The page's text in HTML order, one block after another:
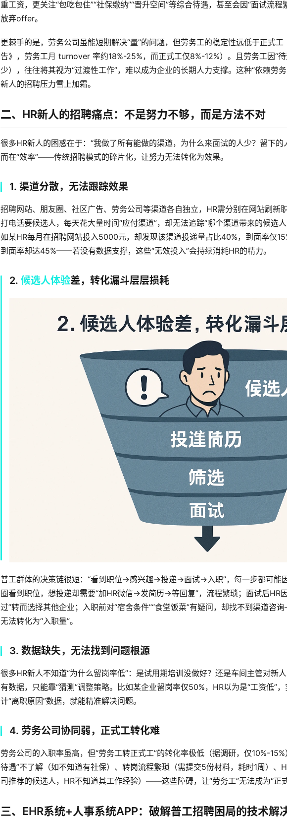
重工资，更关注“包吃包住”“社保缴纳”“晋升空间”等综合待遇，甚至会因“面试流
放弃offer。
更棘手的是，劳务公司虽能短期解决“量”的问题，但劳务工的稳定性远低于正式
告》，劳务工月 turnover 率约18%-25%，而正式工仅8%-12%）。且劳务工因“
少），往往将其视为“过渡性工作”，难以成为企业的长期人力支撑。这种“依赖劳
新人的招聘压力雪上加霜。
二、HR新人的招聘痛点：不是努力不够，而是方法不对
很多HR新人的困惑在于：“我做了所有能做的渠道，为什么来面试的人少？留下的
而在“效率”——传统招聘模式的碎片化，让努力无法转化为效果。
1. 渠道分散，无法跟踪效果
招聘网站、朋友圈、社区广告、劳务公司等渠道各自独立，HR需分别在网站刷新
打电话要候选人，每天花大量时间“应付渠道”，却无法追踪“哪个渠道带来的候选
如某HR每月在招聘网站投入5000元，却发现该渠道投递量占比40%，到面率仅
到面率却达45%——若没有数据支撑，这些“无效投入”会持续消耗HR的精力。
2. 候选人体验差，转化漏斗层层损耗
普工群体的决策链很短：“看到职位→感兴趣→投递→面试→入职”，每一步都可能
圈看到职位，想投递却需要“加HR微信→发简历→等回复”，流程繁琐；面试后HR
过”转而选择其他企业；入职前对“宿舍条件”“食堂饭菜”有疑问，却找不到渠道咨
无法转化为“入职量”。
3. 数据缺失，无法找到问题根源
很多HR新人不知道“为什么留岗率低”：是试用期培训没做好？还是车间主管对新
有数据，只能靠“猜测”调整策略。比如某企业留岗率仅50%，HR以为是“工资低”
计“离职原因”数据，就能精准解决问题。
4. 劳务公司协同弱，正式工转化难
劳务公司的入职率虽高，但“劳务工转正式工”的转化率极低（据调研，仅10%-
待遇”不了解（如不知道有社保）、转岗流程繁琐（需提交5份材料，耗时1周）、
司推荐的候选人，HR不知道其工作经验）——这些障碍，让“劳务工”无法成为“正式
三、EHR系统+人事系统APP：破解普工招聘困局的技术解